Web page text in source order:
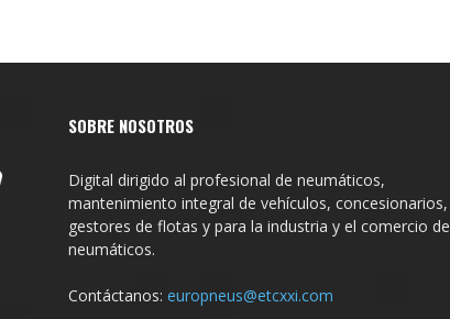
SOBRE NOSOTROS
Digital dirigido al profesional de neumáticos,
mantenimiento integral de vehículos, concesionarios,
gestores de flotas y para la industria y el comercio de
neumáticos.
Contáctanos: europneus@etcxxi.com